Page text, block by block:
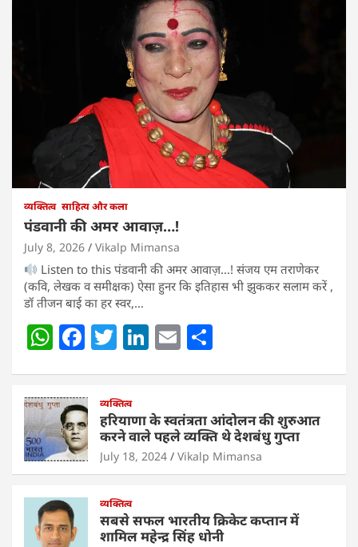
व्यक्तित्व साहित्य और कला
पंडवानी की अमर आवाज़…!
July 8, 2026 Vikalp Mimansa
Listen to this पंडवानी की अमर आवाज़…! संजय एम तराणेकर
(कवि, लेखक व समीक्षक) ऐसा हुनर कि इतिहास भी झुककर सलाम करें ,
डॉ तीजन बाई का हर स्वर,…
W
at
s
A
p
p
F
c
e
b
o
o
T
er
Li
e
dI
n
E
l e
व्यक्तित्व
हरियाणा के स्वतंत्रता आंदोलन की शुरुआत
करने वाले पहले व्यक्ति थे देशबंधु गुप्ता
July 18, 2024 Vikalp Mimansa
व्यक्तित्व
सबसे सफल भारतीय क्रिकेट कप्तान में
शामिल महेन्द्र सिंह धोनी